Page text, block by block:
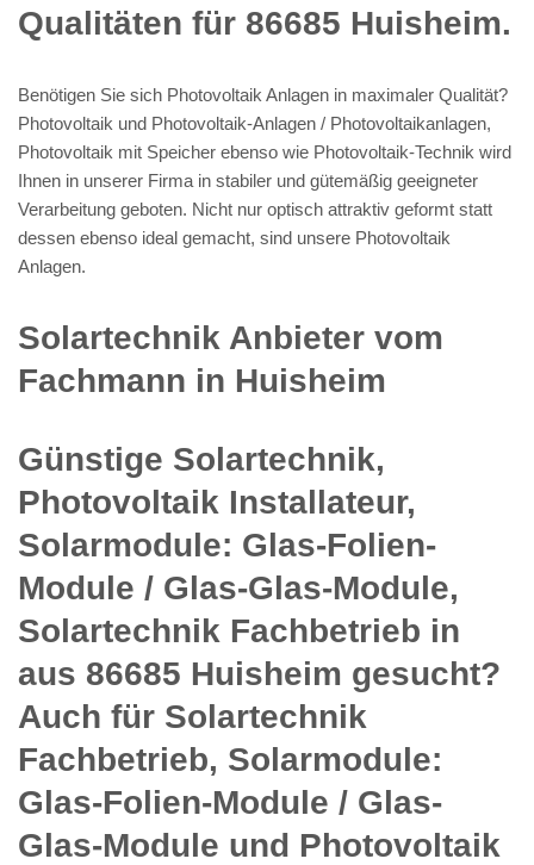
Qualitäten für 86685 Huisheim.
Benötigen Sie sich Photovoltaik Anlagen in maximaler Qualität?
Photovoltaik und Photovoltaik-Anlagen / Photovoltaikanlagen,
Photovoltaik mit Speicher ebenso wie Photovoltaik-Technik wird
Ihnen in unserer Firma in stabiler und gütemäßig geeigneter
Verarbeitung geboten. Nicht nur optisch attraktiv geformt statt
dessen ebenso ideal gemacht, sind unsere Photovoltaik
Anlagen.
Solartechnik Anbieter vom
Fachmann in Huisheim
Günstige Solartechnik,
Photovoltaik Installateur,
Solarmodule: Glas-Folien-
Module / Glas-Glas-Module,
Solartechnik Fachbetrieb in
aus 86685 Huisheim gesucht?
Auch für Solartechnik
Fachbetrieb, Solarmodule:
Glas-Folien-Module / Glas-
Glas-Module und Photovoltaik